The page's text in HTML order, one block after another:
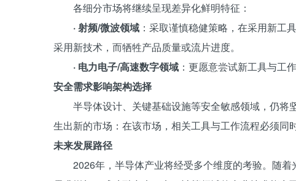
各细分市场将继续呈现差异化鲜明特征：
· 射频/微波领域 ：采取谨慎稳健策略，在采用新工
采用新技术，而牺牲产品质量或流片进度。
· 电力电子/高速数字领域 ：更愿意尝试新工具与工
安全需求影响架构选择
半导体设计、关键基础设施等安全敏感领域，仍
生出新的市场：在该市场，相关工具与工作流程必须同
未来发展路径
2026年，半导体产业将经受多个维度的考验。随